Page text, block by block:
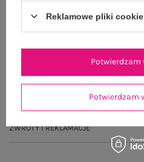
OPIS PRODUKTU
ZWROTY I REKLAMACJE
Reklamowe pliki cookie
Potwierdzam
Potwierdzam